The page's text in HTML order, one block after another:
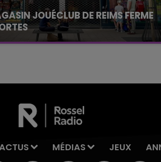
JOUÉCLUB DE REIMS FERME
des institutions du centre-ville
MÉDIAS JEUX